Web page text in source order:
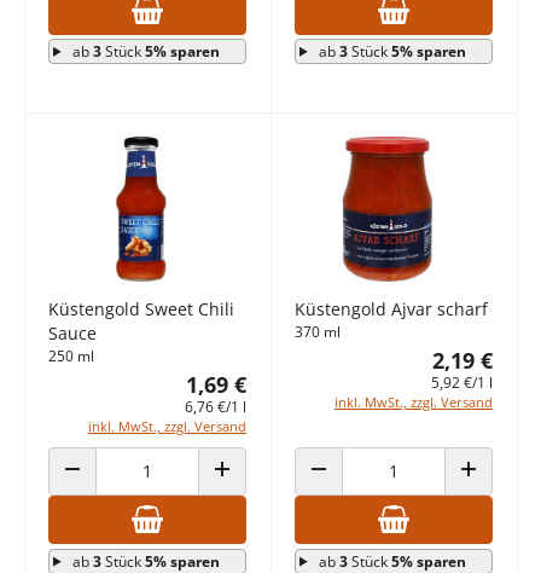
ab3Stück5% sparen ab3Stück5% sparen
Küstengold Sweet Chili
Sauce
250 ml
1,69 €
6,76 €/1 l
inkl. MwSt., zzgl. Versand
ANZAHL VERRINGERN ANZAHL ERHÖHEN
ab3Stück5% sparen
Küstengold Ajvar scharf
370 ml
2,19 €
5,92 €/1 l
inkl. MwSt., zzgl. Versand
ANZAHL VERRINGERN ANZAHL
ab3Stück5% sparen